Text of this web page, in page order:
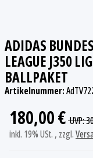
ADIDAS
LEAGUE J350
BALLPAKET
Artikelnummer:
180,00 €UVP:
inkl. 19% USt. , zzgl.